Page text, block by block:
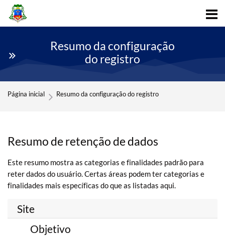
Skip to navigation
Skip to login form
Ir para o conteúdo principal
Skip to accessibility options
Skip to footer
Skip accessibility options
Resumo da configuração
do registro
Página inicial Resumo da configuração do registro
Resumo de retenção de dados
Este resumo mostra as categorias e finalidades padrão para
reter dados do usuário. Certas áreas podem ter categorias e
finalidades mais específicas do que as listadas aqui.
Site
Objetivo